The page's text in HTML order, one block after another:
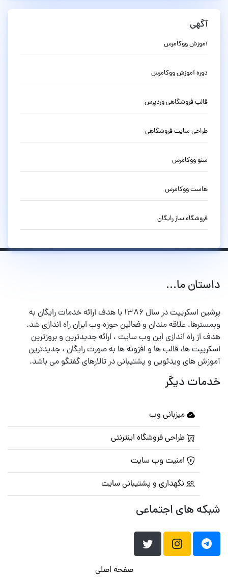
آگهی
آموزش ووکامرس
دوره آموزش ووکامرس
قالب فروشگاهی وردپرس
طراحی سایت فروشگاهی
سئو ووکامرس
هاست ووکامرس
فروشگاه ساز رایگان
داستان ما...
پرشین اسکریپت در سال ۱۳۸۶ با هدف ارائه خدمات رایگان به
وبمسترها، علاقه مندان و فعالین حوزه وب ایران راه اندازی شد.
هدف از راه اندازی این وب سایت ، ارائه جدیدترین و بروزترین
اسکریپت ها، قالب ها و افزونه ها به صورت رایگان ، جدیدترین
آموزش های ویدئویی و پشتیبانی در تالارهای گفتگو می باشد.
خدمات دیگر
میزبانی وب
طراحی فروشگاه اینترنتی
امنیت وب سایت
نگهداری و پشتیبانی سایت
شبکه های اجتماعی
صفحه اصلی